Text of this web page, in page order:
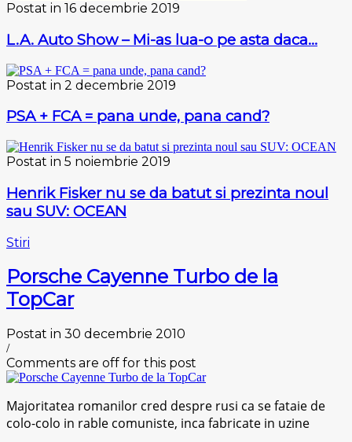
Postat in 16 decembrie 2019
L.A. Auto Show – Mi-as lua-o pe asta daca…
Postat in 2 decembrie 2019
PSA + FCA = pana unde, pana cand?
Postat in 5 noiembrie 2019
Henrik Fisker nu se da batut si prezinta noul
sau SUV: OCEAN
Stiri
Porsche Cayenne Turbo de la
TopCar
Postat in 30 decembrie 2010
/
Comments are off for this post
Majoritatea romanilor cred despre rusi ca se fataie de
colo-colo in rable comuniste, inca fabricate in uzine